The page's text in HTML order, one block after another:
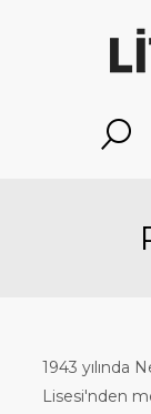
1943 yılında
Lisesi'nden